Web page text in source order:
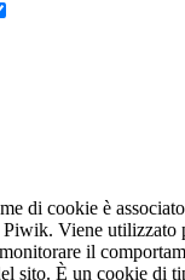
di cookie è
Viene utilizzato
il
sito. È un cookie di